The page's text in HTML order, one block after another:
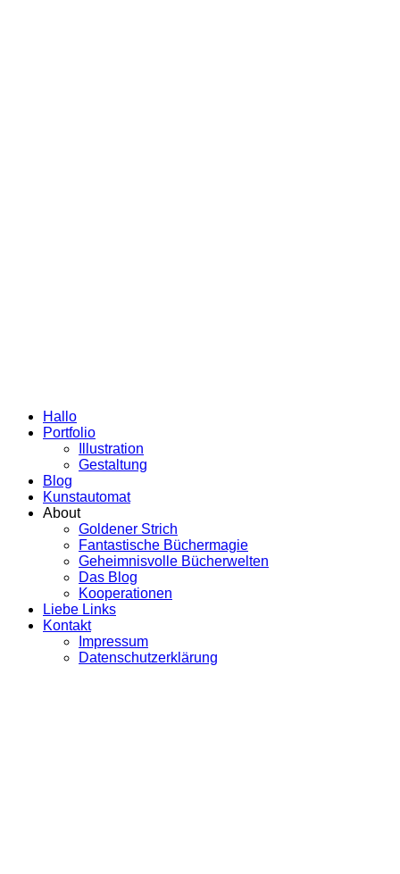
Hallo
Portfolio
Illustration
Gestaltung
Blog
Kunstautomat
About
Goldener Strich
Fantastische Büchermagie
Geheimnisvolle Bücherwelten
Das Blog
Kooperationen
Liebe Links
Kontakt
Impressum
Datenschutzerklärung